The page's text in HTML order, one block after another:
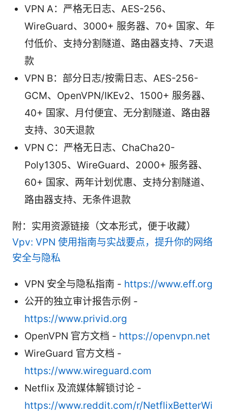
VPN A：严格无日志、AES-256、
WireGuard、3000+ 服务器、70+ 国家、年
付低价、支持分割隧道、路由器支持、7天退
款
VPN B：部分日志/按需日志、AES-256-
GCM、OpenVPN/IKEv2、1500+ 服务器、
40+ 国家、月付便宜、无分割隧道、路由器
支持、30天退款
VPN C：严格无日志、ChaCha20-
Poly1305、WireGuard、2000+ 服务器、
60+ 国家、两年计划优惠、支持分割隧道、
路由器支持、无条件退款
附：实用资源链接（文本形式，便于收藏）
Vpv: VPN 使用指南与实战要点，提升你的网络
安全与隐私
VPN 安全与隐私指南 - https://www.eff.org
公开的独立审计报告示例 -
https://www.privid.org
OpenVPN 官方文档 - https://openvpn.net
WireGuard 官方文档 -
https://www.wireguard.com
Netflix 及流媒体解锁讨论 -
https://www.reddit.com/r/NetflixBetterWi